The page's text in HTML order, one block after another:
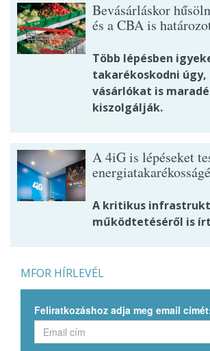
Bevásárláskor
és a CBA is
Több lépésben
takarékoskodni úgy,
vásárlókat is
kiszolgálják.
A 4iG is lépéseket
A kritikus
működtetéséről is
MFOR HÍRLEVÉL
Feliratkozáshoz adja meg email